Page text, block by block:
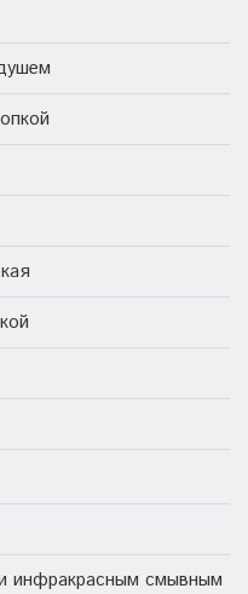
инфракрасным смывным